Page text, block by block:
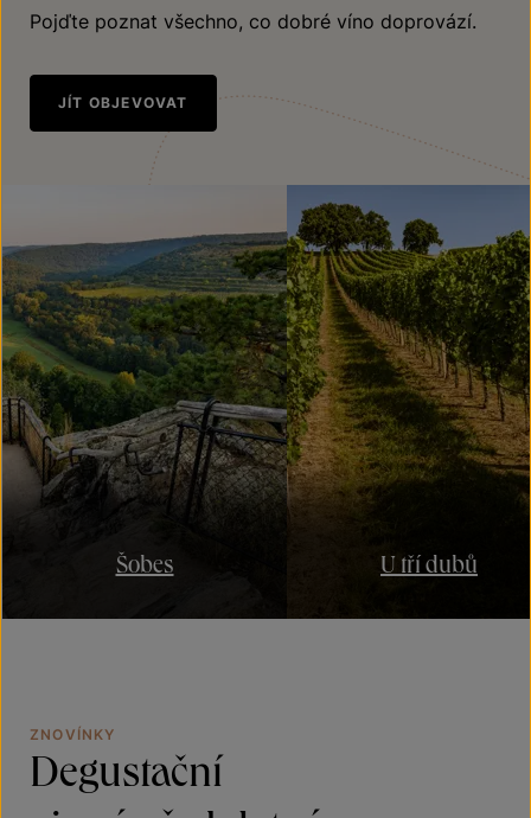
Pojďte poznat všechno, co dobré víno doprovází.
JÍT OBJEVOVAT
Šobes U tří dubů
ZNOVÍNKY
Degustační